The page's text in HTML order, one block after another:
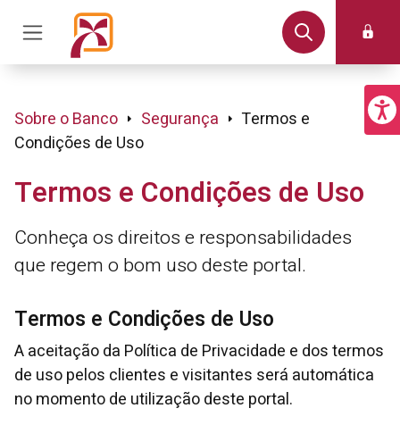
Sobre o Banco Segurança
Termos e
Condições de Uso
Termos e Condições de Uso
Conheça os direitos e responsabilidades
que regem o bom uso deste portal.
Termos e Condições de Uso
A aceitação da Política de Privacidade e dos termos
de uso pelos clientes e visitantes será automática
no momento de utilização deste portal.